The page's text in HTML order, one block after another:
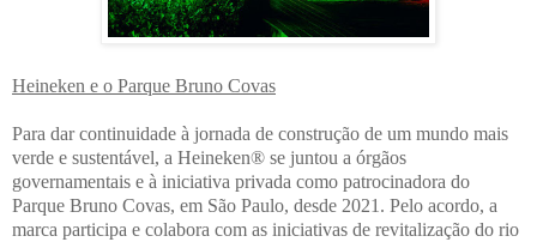
Heineken e o Parque Bruno Covas
Para dar continuidade à jornada de construção de um mundo mais
verde e sustentável, a Heineken® se juntou a órgãos
governamentais e à iniciativa privada como patrocinadora do
Parque Bruno Covas, em São Paulo, desde 2021. Pelo acordo, a
marca participa e colabora com as iniciativas de revitalização do rio